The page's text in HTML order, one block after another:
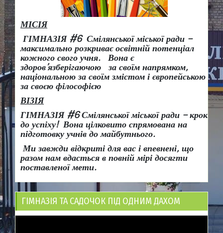
МІСІЯ
ГІМНАЗІЯ #6 Смілянської міської ради –
максимально розкриває освітній потенціал
кожного свого учня.
Вона є
здоров’язберігаючою за своїм напрямком,
національною за своїм змістом і європейською
за своєю філософією
ВІЗІЯ
ГІМНАЗІЯ #6 Смілянської міської ради – крок
до успіху! Вона цілковито спрямована на
підготовку учнів до майбутнього.
Ми завжди відкриті для вас і впевнені, що
разом нам вдасться в повній мірі досягти
поставленої мети.
ГІМНАЗІЯ ТА САДОЧОК ПІД ОДНИМ ДАХОМ